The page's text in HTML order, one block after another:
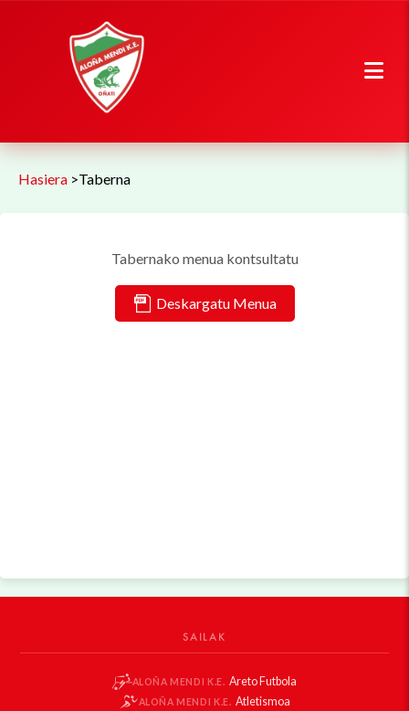
Hasiera >Taberna
Tabernako menua kontsultatu
Deskargatu Menua
SAILAK
ALOÑA MENDI K.E. Areto Futbola
ALOÑA MENDI K.E. Atletismoa